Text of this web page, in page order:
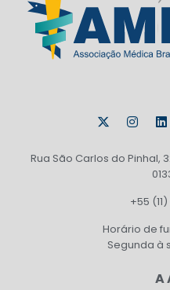
Rua São Carlos do Pinhal,
+55
Horário de
Segunda à
A